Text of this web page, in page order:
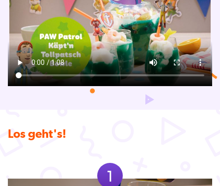
Los geht's!
1